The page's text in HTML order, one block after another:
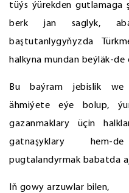
tüýs ýürekden gutlamaga
berk jan saglyk,
baştutanlygyňyzda
halkyna mundan beýläk-de
Bu baýram jebislik we
ähmiýete eýe bolup,
gazanmaklary üçin
gatnaşyklary hem-
pugtalandyrmak babatda
Iň gowy arzuwlar bilen,